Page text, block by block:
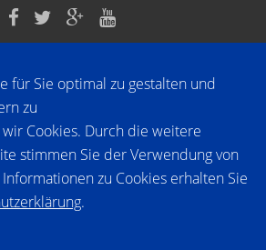
für Sie optimal zu gestalten und
zu
Cookies. Durch die weitere
stimmen Sie der Verwendung von
zu Cookies erhalten Sie
.